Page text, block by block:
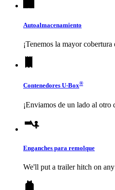
Autoalmacenamiento
¡Tenemos la mayor
Contenedores U-Box®
¡Enviamos de un lado al
Enganches para remolque
We'll put a trailer hitch on